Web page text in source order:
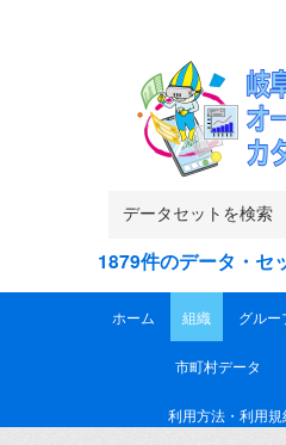
1879件のデータ・セ
ホーム 組織 グルー
市町村データ
利用方法・利用規